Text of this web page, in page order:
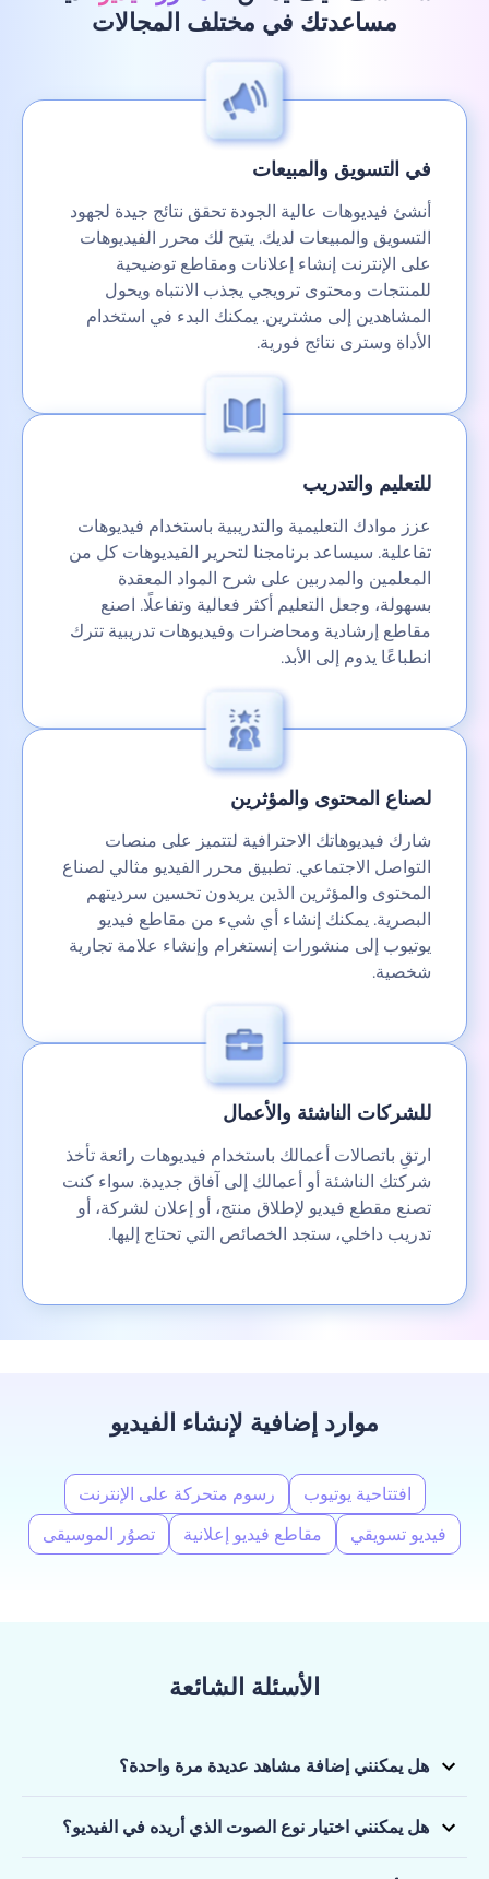
مساعدتك في مختلف المجالات
في التسويق والمبيعات
أنشئ فيديوهات عالية الجودة تحقق نتائج جيدة لجهود
التسويق والمبيعات لديك. يتيح لك محرر الفيديوهات
على الإنترنت إنشاء إعلانات ومقاطع توضيحية
للمنتجات ومحتوى ترويجي يجذب الانتباه ويحول
المشاهدين إلى مشترين. يمكنك البدء في استخدام
الأداة وسترى نتائج فورية.
للتعليم والتدريب
عزز موادك التعليمية والتدريبية باستخدام فيديوهات
تفاعلية. سيساعد برنامجنا لتحرير الفيديوهات كل من
المعلمين والمدربين على شرح المواد المعقدة
بسهولة، وجعل التعليم أكثر فعالية وتفاعلًا. اصنع
مقاطع إرشادية ومحاضرات وفيديوهات تدريبية تترك
انطباعًا يدوم إلى الأبد.
لصناع المحتوى والمؤثرين
شارك فيديوهاتك الاحترافية لتتميز على منصات
التواصل الاجتماعي. تطبيق محرر الفيديو مثالي لصناع
المحتوى والمؤثرين الذين يريدون تحسين سرديتهم
البصرية. يمكنك إنشاء أي شيء من مقاطع فيديو
يوتيوب إلى منشورات إنستغرام وإنشاء علامة تجارية
شخصية.
للشركات الناشئة والأعمال
ارتقِ باتصالات أعمالك باستخدام فيديوهات رائعة تأخذ
شركتك الناشئة أو أعمالك إلى آفاق جديدة. سواء كنت
تصنع مقطع فيديو لإطلاق منتج، أو إعلان لشركة، أو
تدريب داخلي، ستجد الخصائص التي تحتاج إليها.
موارد إضافية لإنشاء الفيديو
افتتاحية يوتيوب
رسوم متحركة على الإنترنت
فيديو تسويقي
مقاطع فيديو إعلانية تصوُر الموسيقى
الأسئلة الشائعة
هل يمكنني إضافة مشاهد عديدة مرة واحدة؟
أجل، يمكنك. اختر جميع المشاهد التي تهتم بها واجعلها تظهر في المحرر
وستكون جاهزة للتخصيص.
هل يمكنني اختيار نوع الصوت الذي أريده في الفيديو؟
يمكنك اختيار اللغة (تتوفر 10 لغات)، ونوع الصوت، والسرعة.